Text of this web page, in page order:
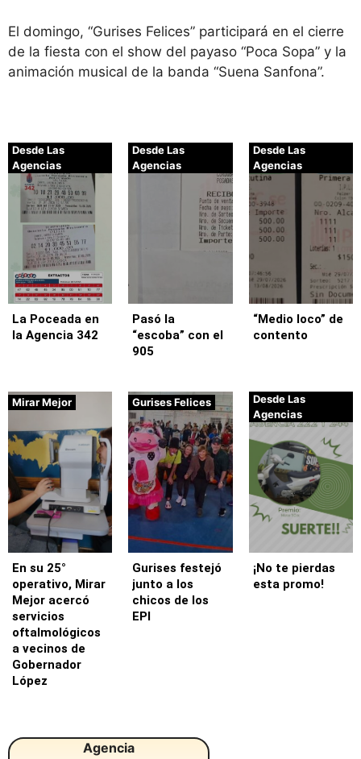
El domingo, “Gurises Felices” participará en el cierre
de la fiesta con el show del payaso “Poca Sopa” y la
animación musical de la banda “Suena Sanfona”.
Desde Las
Agencias
La Poceada en
la Agencia 342
Desde Las
Agencias
Pasó la
“escoba” con el
905
Desde Las
Agencias
“Medio loco” de
contento
Mirar Mejor
En su 25°
operativo, Mirar
Mejor acercó
servicios
oftalmológicos
a vecinos de
Gobernador
López
Gurises Felices
Gurises festejó
junto a los
chicos de los
EPI
Desde Las
Agencias
¡No te pierdas
esta promo!
Agencia